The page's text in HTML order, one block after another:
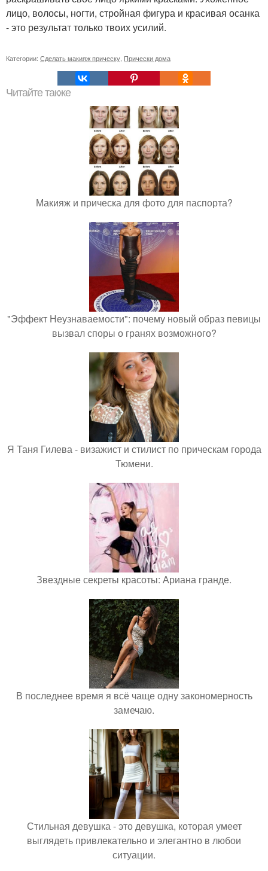
лицо, волосы, ногти, стройная фигура и красивая осанка
- это результат только твоих усилий.
Категории: Сделать макияж прическу Прически дома
Читайте также
Макияж и прическа для фото для паспорта?
"Эффект Неузнаваемости": почему новый образ певицы
вызвал споры о гранях возможного?
Я Таня Гилева - визажист и стилист по прическам города
Тюмени.
Звездные секреты красоты: Ариана гранде.
В последнее время я всё чаще одну закономерность
замечаю.
Стильная девушка - это девушка, которая умеет
выглядеть привлекательно и элегантно в любои
ситуации.